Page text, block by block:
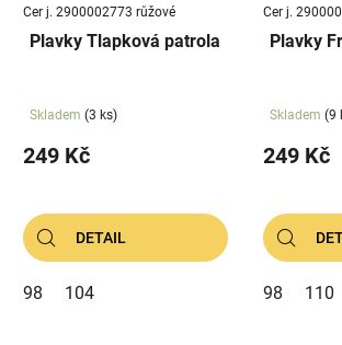
Cer j. 2900002773 růžové
Plavky Tlapková patrola
Skladem (3 ks)
249 Kč
DETAIL
98 104
Cer j.
Plavky
Skladem (9
249 Kč
98 110